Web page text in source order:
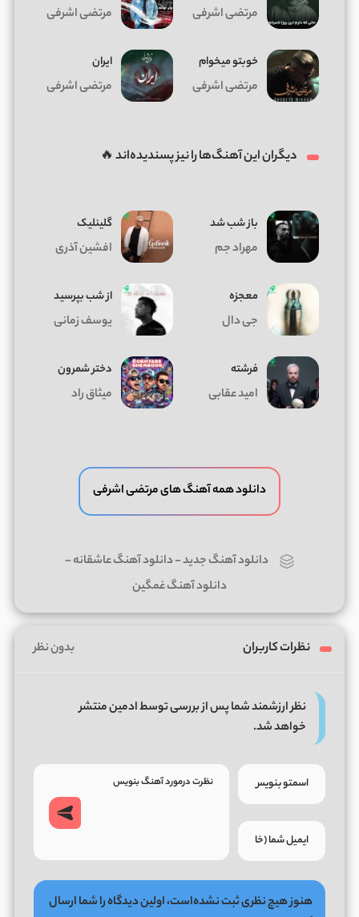
مرتضی اشرفی مرتضی اشرفی
خوبتو میخوام
مرتضی اشرفی
ایران
مرتضی اشرفی
دیگران این آهنگ‌ها را نیز پسندیده‌اند 🔥
باز شب شد
مهراد جم
گلینلیک
افشین آذری
معجزه
جی دال
از شب بپرسید
یوسف زمانی
فرشته
امید عقابی
دختر شمرون
میثاق راد
دانلود همه آهنگ های مرتضی اشرفی
دانلود آهنگ جدید-دانلود آهنگ عاشقانه-
دانلود آهنگ غمگین
نظرات کاربران بدون نظر
نظر ارزشمند شما پس از بررسی توسط ادمین منتشر
خواهد شد.
هنوز هیچ نظری ثبت نشده‌است، اولین دیدگاه را شما ارسال